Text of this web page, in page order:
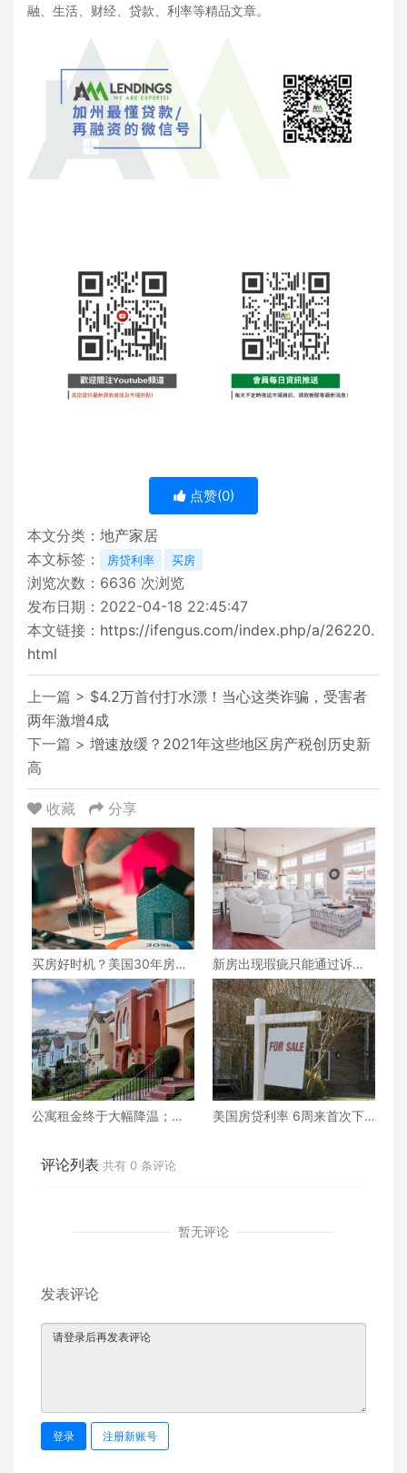
融、生活、财经、贷款、利率等精品文章。
点赞(0)
本文分类： 地产家居
本文标签：
房贷利率 买房
浏览次数： 6636 次浏览
发布日期：2022-04-18 22:45:47
本文链接： https://ifengus.com/index.php/a/26220.
html
上一篇 > $4.2万首付打水漂！当心这类诈骗，受害者
两年激增4成
下一篇 > 增速放缓？2021年这些地区房产税创历史新
高
收藏 分享
买房好时机？美国30年房贷
利率再降！创10月以来新低
新房出现瑕疵只能通过诉讼
来解决吗？
公寓租金终于大幅降温；没
美国房贷利率 6周来首次下
评论列表 共有 0 条评论
暂无评论
发表评论
登录 注册新账号